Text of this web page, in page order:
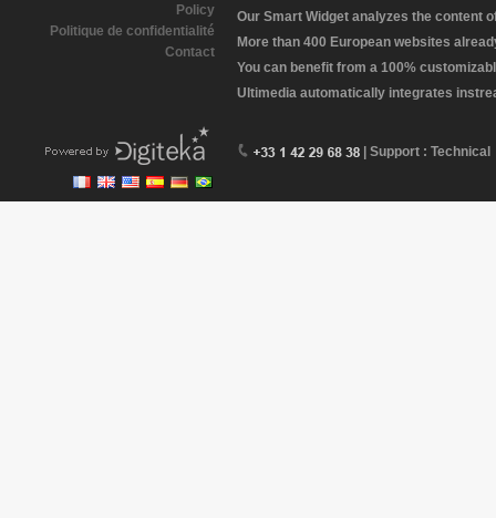
Policy
Politique de confidentialité
Contact
Our Smart Widget analyzes the content
More than 400 European websites
You can benefit from a 100%
Ultimedia automatically integrates
| Support : Technical